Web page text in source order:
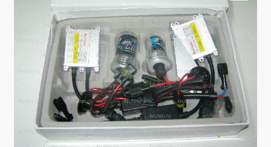
Политика в отношении обработки персональных
Производители
Юридические данные